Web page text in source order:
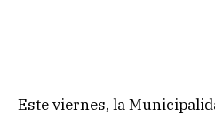
Este viernes, la